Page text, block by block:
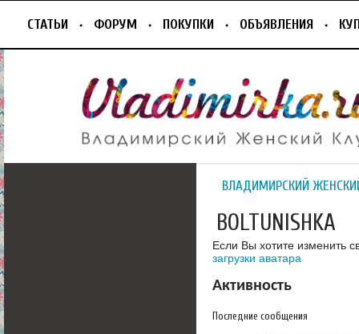
СТАТЬИ ФОРУМ ПОКУПКИ ОБЪЯВЛЕНИЯ
ВЛАДИМИРСКИЙ
BOLTUNISHKA
Если Вы хотите изменить
загрузки аватара
Активность
Последние сообщения